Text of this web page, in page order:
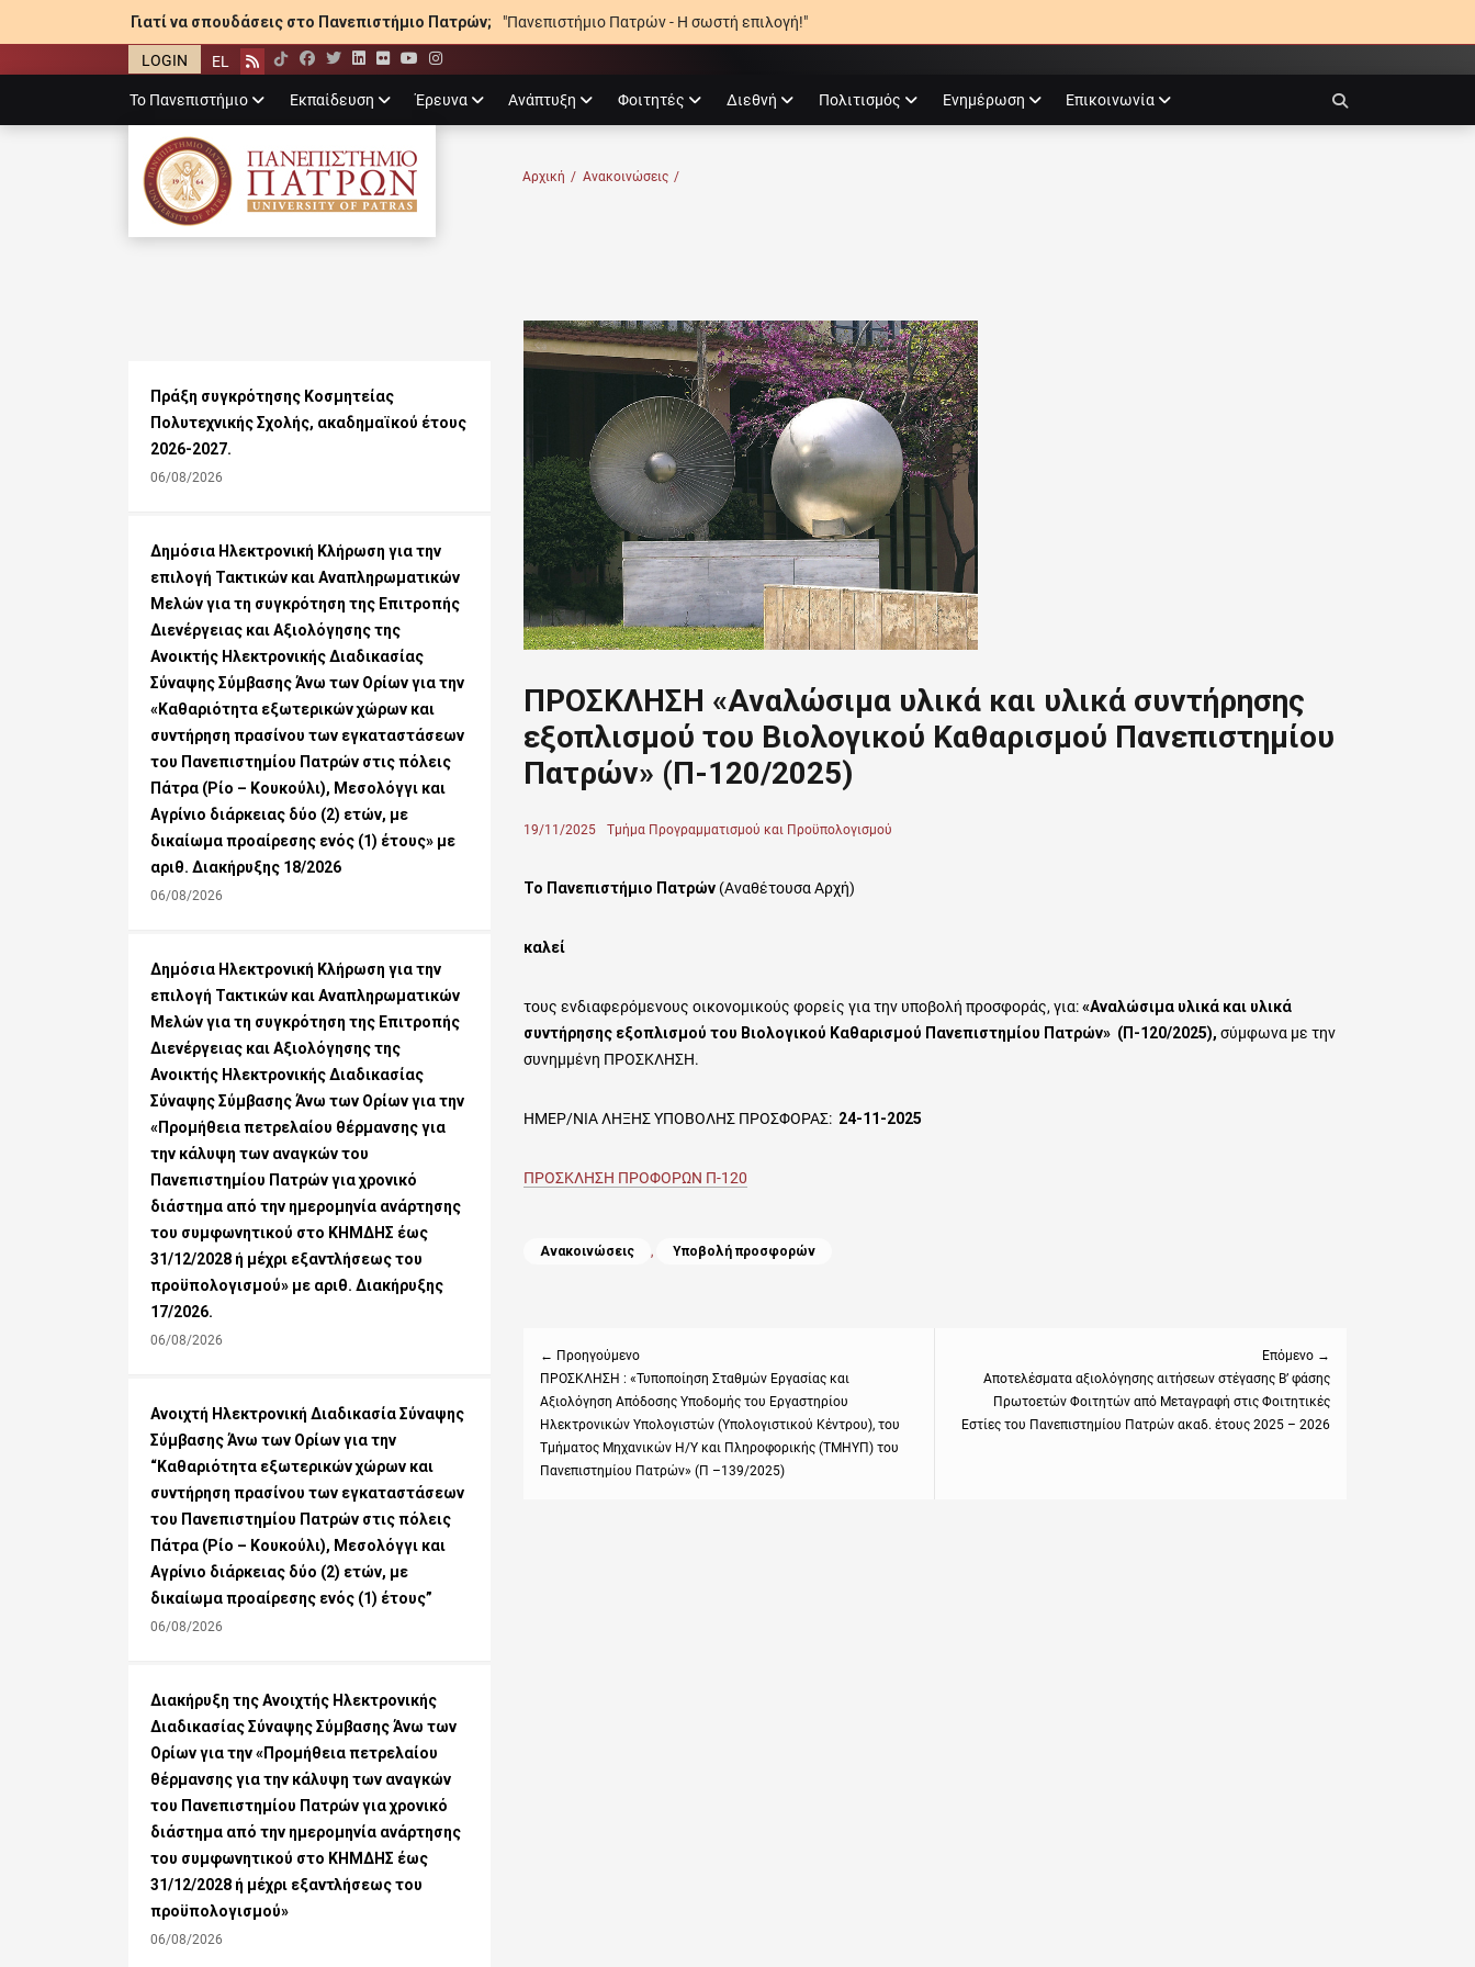
Γιατί να σπουδάσεις στο Πανεπιστήμιο Πατρών; "Πανεπιστήμιο Πατρών - Η σωστή επιλογή!"
LOGIN EL Rss Facebook
Twitter
LinkedIn
Flickr
YouTube
Instagram
menu
Το Πανεπιστήμιο Εκπαίδευση Έρευνα Ανάπτυξη Φοιτητές Διεθνή Πολιτισμός Ενημέρωση Επικοινωνία
ΠΑΝΕΠΙΣΤΉΜΙΟ ΠΑΤΡΏΝ
Αρχική / Ανακοινώσεις /
ΠΡΟΣΚΛΗΣΗ «Αναλώσιμα υλικά και υλικά συντήρησης
εξοπλισμού του Βιολογικού Καθαρισμού Πανεπιστημίου
Πατρών» (Π-120/2025)
Posted
19/11/2025 Author
Τμήμα Προγραμματισμού και Προϋπολογισμού
Το Πανεπιστήμιο Πατρών (Αναθέτουσα Αρχή)
καλεί
τους ενδιαφερόμενους οικονομικούς φορείς για την υποβολή προσφοράς, για:«Αναλώσιμα υλικά και υλικά
συντήρησης εξοπλισμού του Βιολογικού Καθαρισμού Πανεπιστημίου Πατρών» (Π-120/2025), σύμφωνα με την
συνημμένη ΠΡΟΣΚΛΗΣΗ.
ΗΜΕΡ/ΝΙΑ ΛΗΞΗΣ ΥΠΟΒΟΛΗΣ ΠΡΟΣΦΟΡΑΣ: 24-11-2025
ΠΡΟΣΚΛΗΣΗ ΠΡΟΦΟΡΩΝ Π-120
Categories
Ανακοινώσεις , Υποβολή προσφορών
← Προηγούμενο
Previous
post:
ΠΡΟΣΚΛΗΣΗ : «Τυποποίηση Σταθμών Εργασίας και
Αξιολόγηση Απόδοσης Υποδομής του Εργαστηρίου
Ηλεκτρονικών Υπολογιστών (Υπολογιστικού Κέντρου), του
Τμήματος Μηχανικών Η/Υ και Πληροφορικής (ΤΜΗΥΠ) του
Πανεπιστημίου Πατρών» (Π –139/2025)
Επόμενο →
Αποτελέσματα αξιολόγησης αιτήσεων στέγασης Β’ φάσης
Πρωτοετών Φοιτητών από Μεταγραφή στις Φοιτητικές
Εστίες του Πανεπιστημίου Πατρών ακαδ. έτους 2025 – 2026
Πράξη συγκρότησης Κοσμητείας
Πολυτεχνικής Σχολής, ακαδημαϊκού έτους
2026-2027.
06/08/2026
Δημόσια Ηλεκτρονική Κλήρωση για την
επιλογή Τακτικών και Αναπληρωματικών
Μελών για τη συγκρότηση της Επιτροπής
Διενέργειας και Αξιολόγησης της
Ανοικτής Ηλεκτρονικής Διαδικασίας
Σύναψης Σύμβασης Άνω των Ορίων για την
«Καθαριότητα εξωτερικών χώρων και
συντήρηση πρασίνου των εγκαταστάσεων
του Πανεπιστημίου Πατρών στις πόλεις
Πάτρα (Ρίο – Κουκούλι), Μεσολόγγι και
Αγρίνιο διάρκειας δύο (2) ετών, με
δικαίωμα προαίρεσης ενός (1) έτους» με
αριθ. Διακήρυξης 18/2026
06/08/2026
Δημόσια Ηλεκτρονική Κλήρωση για την
επιλογή Τακτικών και Αναπληρωματικών
Μελών για τη συγκρότηση της Επιτροπής
Διενέργειας και Αξιολόγησης της
Ανοικτής Ηλεκτρονικής Διαδικασίας
Σύναψης Σύμβασης Άνω των Ορίων για την
«Προμήθεια πετρελαίου θέρμανσης για
την κάλυψη των αναγκών του
Πανεπιστημίου Πατρών για χρονικό
διάστημα από την ημερομηνία ανάρτησης
του συμφωνητικού στο ΚΗΜΔΗΣ έως
31/12/2028 ή μέχρι εξαντλήσεως του
προϋπολογισμού» με αριθ. Διακήρυξης
17/2026.
06/08/2026
Ανοιχτή Ηλεκτρονική Διαδικασία Σύναψης
Σύμβασης Άνω των Ορίων για την
“Καθαριότητα εξωτερικών χώρων και
συντήρηση πρασίνου των εγκαταστάσεων
του Πανεπιστημίου Πατρών στις πόλεις
Πάτρα (Ρίο – Κουκούλι), Μεσολόγγι και
Αγρίνιο διάρκειας δύο (2) ετών, με
δικαίωμα προαίρεσης ενός (1) έτους”
06/08/2026
Διακήρυξη της Ανοιχτής Ηλεκτρονικής
Διαδικασίας Σύναψης Σύμβασης Άνω των
Ορίων για την «Προμήθεια πετρελαίου
θέρμανσης για την κάλυψη των αναγκών
του Πανεπιστημίου Πατρών για χρονικό
διάστημα από την ημερομηνία ανάρτησης
του συμφωνητικού στο ΚΗΜΔΗΣ έως
31/12/2028 ή μέχρι εξαντλήσεως του
προϋπολογισμού»
06/08/2026